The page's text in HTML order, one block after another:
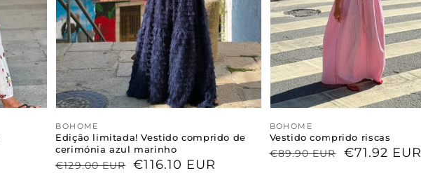
Proveedor:
BOHOME
Edição limitada! Vestido comprido de
cerimónia azul marinho
Precio
€129.00 EUR
Precio
€116.10 EUR
Proveedor:
BOHOME
Vestido comprido riscas
Precio
€89.90 EUR
Precio
€71.92 EUR